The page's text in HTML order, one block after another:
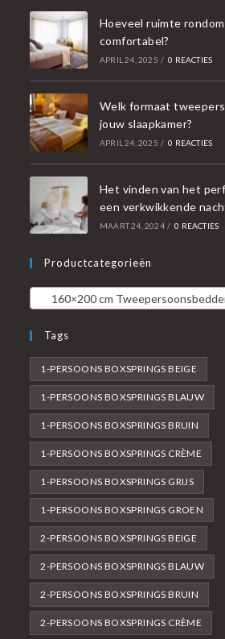
Hoeveel ruimte
comfortabel?
APRIL 24, 2025 / 0 REACTIES
Welk formaat
jouw slaapkamer?
APRIL 24, 2025 / 0 REACTIES
Het vinden van het
een verkwikkende
MAART 24, 2024 / 0 REACTIES
Productcategorieën
160×200 cm
Tags
1-PERSOONS BOXSPRINGS BEIGE
1-PERSOONS BOXSPRINGS BLAUW
1-PERSOONS BOXSPRINGS BRUIN
1-PERSOONS BOXSPRINGS CRÈME
1-PERSOONS BOXSPRINGS GRIJS
1-PERSOONS BOXSPRINGS GROEN
2-PERSOONS BOXSPRINGS BEIGE
2-PERSOONS BOXSPRINGS BLAUW
2-PERSOONS BOXSPRINGS BRUIN
2-PERSOONS BOXSPRINGS CRÈME